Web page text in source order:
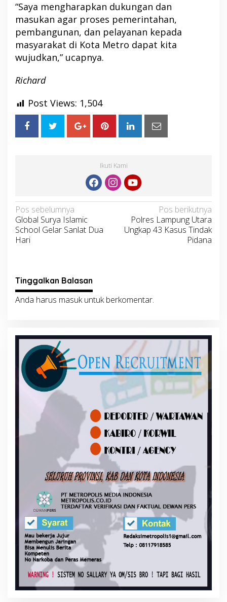
“Saya mengharapkan dukungan dan
masukan agar proses pemerintahan,
pembangunan, dan pelayanan kepada
masyarakat di Kota Metro dapat kita
wujudkan,” ucapnya.
Richard
Post Views: 1,504
Ikuti Kami
Navigasi
pos
Pos sebelumnya
Global Surya Islamic
School Gelar Sanlat Dua
Hari
Pos berikutnya
Polres Lampung Utara
Ungkap 43 Kasus Tindak
Pidana
Tinggalkan Balasan
Anda harus masukuntuk berkomentar.